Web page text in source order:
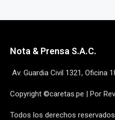
Nota & Prensa S.A.C.
Av. Guardia Civil 1321, Oficina
Copyright ©caretas.pe | Por
Todos los derechos reservados